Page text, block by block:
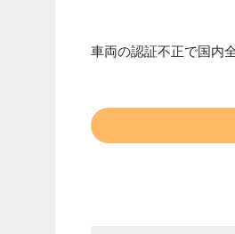
車両の認証不正で国内